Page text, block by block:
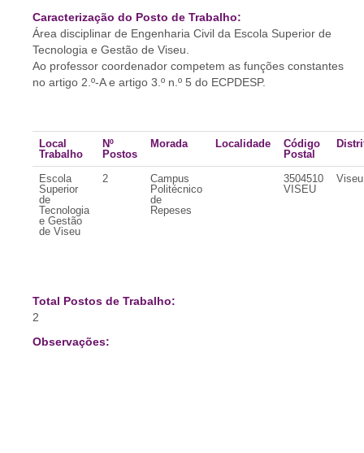
Caracterização do Posto de Trabalho:
Área disciplinar de Engenharia Civil da Escola Superior de
Tecnologia e Gestão de Viseu.
Ao professor coordenador competem as funções constantes
no artigo 2.º-A e artigo 3.º n.º 5 do ECPDESP.
Local
Trabalho
Nº
Postos
Morada Localidade
Código
Postal
Escola
Superior
de
Tecnologia
e Gestão
de Viseu
2
Campus
Politécnico
de
Repeses
3504510
VISEU
Viseu
Total Postos de Trabalho:
2
Observações: